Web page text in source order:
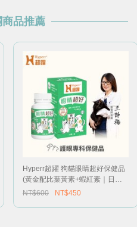
商品推薦
Hyperr超躍 狗貓眼睛超好保健品
(黃金配比葉黃素+蝦紅素｜日常
視力保健)
NT$600 NT$450